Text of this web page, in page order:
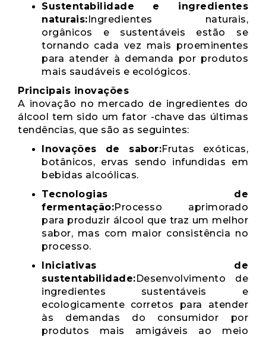
Sustentabilidade e ingredientes
naturais:Ingredientes naturais,
orgânicos e sustentáveis ​​estão se
tornando cada vez mais proeminentes
para atender à demanda por produtos
mais saudáveis ​​e ecológicos.
Principais inovações
A inovação no mercado de ingredientes do
álcool tem sido um fator -chave das últimas
tendências, que são as seguintes:
Inovações de sabor:Frutas exóticas,
botânicos, ervas sendo infundidas em
bebidas alcoólicas.
Tecnologias de
fermentação:Processo aprimorado
para produzir álcool que traz um melhor
sabor, mas com maior consistência no
processo.
Iniciativas de
sustentabilidade:Desenvolvimento de
ingredientes sustentáveis ​​e
ecologicamente corretos para atender
às demandas do consumidor por
produtos mais amigáveis ​​ao meio